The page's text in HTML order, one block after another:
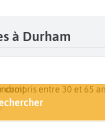
à Durham
compris entre 30 et 65